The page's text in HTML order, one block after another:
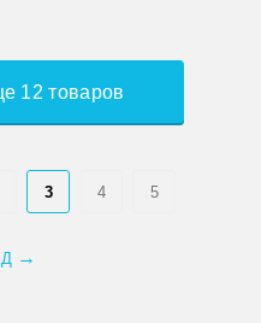
12 товаров
3 4 5